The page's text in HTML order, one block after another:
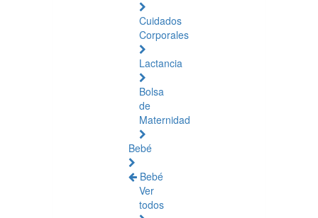
Cuidados
Corporales
Lactancia
Bolsa
de
Maternidad
Bebé
Bebé
Ver
todos